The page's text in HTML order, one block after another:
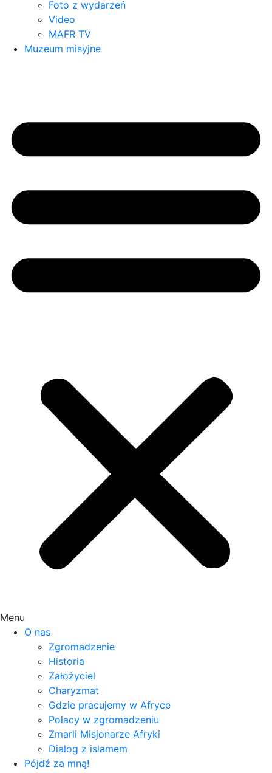
Foto z wydarzeń
Video
MAFR TV
Muzeum misyjne
Menu
O nas
Zgromadzenie
Historia
Założyciel
Charyzmat
Gdzie pracujemy w Afryce
Polacy w zgromadzeniu
Zmarli Misjonarze Afryki
Dialog z islamem
Pójdź za mną!